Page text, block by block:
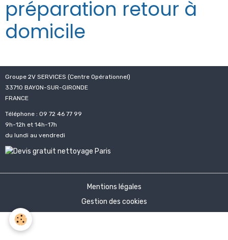
préparation retour à
domicile
Groupe 2V SERVICES (Centre Opérationnel)
33710 BAYON-SUR-GIRONDE
FRANCE
Téléphone : 09 72 46 77 99
9h-12h et 14h-17h
du lundi au vendredi
Mentions légales
Gestion des cookies